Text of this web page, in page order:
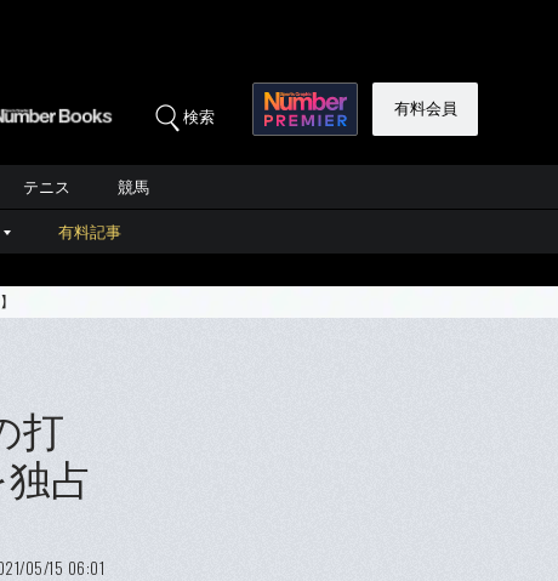
検索 有料会員
テニス 競馬
有料記事
打
占
05/15 06:01